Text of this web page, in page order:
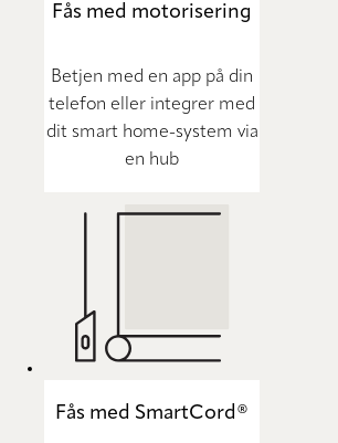
Fås med motorisering
Betjen med en app på din
telefon eller integrer med
dit smart home-system via
en hub
Fås med SmartCord®